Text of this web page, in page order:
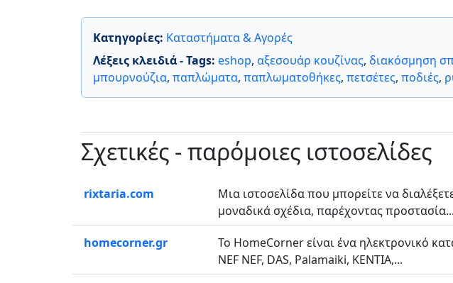
Κατηγορίες: Καταστήματα & Αγορές
Λέξεις κλειδιά - Tags: eshop, αξεσουάρ κουζίνας, διακόσμηση
μπουρνούζια, παπλώματα, παπλωματοθήκες, πετσέτες, ποδιές,
Σχετικές - παρόμοιες ιστοσελίδες
rixtaria.com
Μια ιστοσελίδα που μπορείτε να
μοναδικά σχέδια, παρέχοντας προστασία...
homecorner.gr
Το HomeCorner είναι ένα ηλεκτρονικό
NEF NEF, DAS, Palamaiki, KENTIA,...